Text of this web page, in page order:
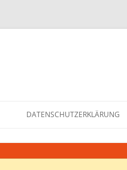
DATENSCHUTZERKLÄRUNG